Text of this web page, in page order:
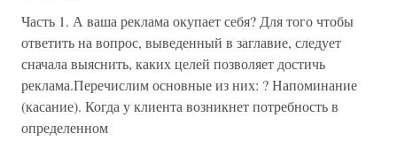
Часть 1. А ваша реклама окупает себя? Для того чтобы
ответить на вопрос, выведенный в заглавие, следует
сначала выяснить, каких целей позволяет достичь
реклама.Перечислим основные из них: ? Напоминание
(касание). Когда у клиента возникнет потребность в
определенном